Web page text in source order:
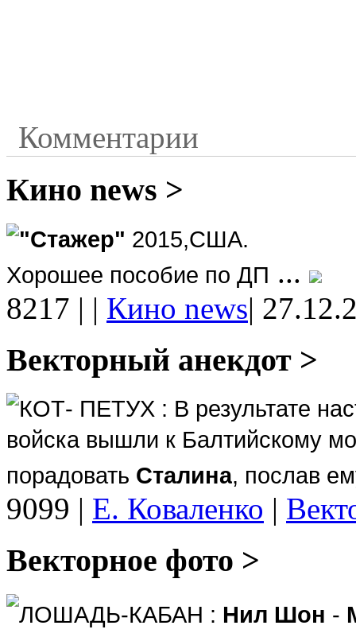
Комментарии
Кино news >
"Стажер" 2015,США.
Хорошее пособие по ДП ...
8217 | | Кино news|
Векторный анекдот >
КОТ- ПЕТУХ : В результате
войска вышли к Балтийскому
порадовать Сталина, послав
9099 | Е. Коваленко |
Векторное фото >
ЛОШАДЬ-КАБАН : Нил Шон -